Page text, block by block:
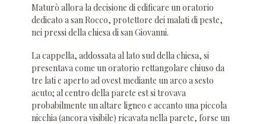
Maturò allora la decisione di edificare un oratorio
dedicato a san Rocco, protettore dei malati di peste,
nei pressi della chiesa di san Giovanni.
La cappella, addossata al lato sud della chiesa, si
presentava come un oratorio rettangolare chiuso da
tre lati e aperto ad ovest mediante un arco a sesto
acuto; al centro della parete est si trovava
probabilmente un altare ligneo e accanto una piccola
nicchia (ancora visibile) ricavata nella parete, forse un